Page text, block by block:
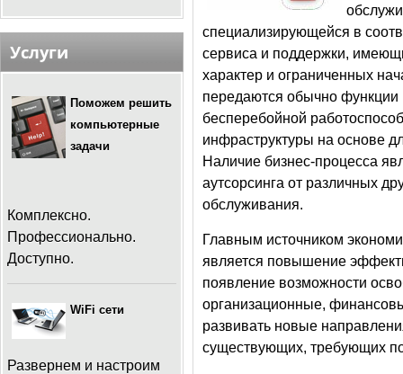
специализирующейся в
сервиса и поддержки,
характер и ограниченных
передаются обычно
бесперебойной
инфраструктуры на основе
Наличие бизнес-процесса
аутсорсинга от различных
обслуживания.
Главным источником
является повышение
появление возможности
организационные,
развивать новые
существующих, требующих
Услуги
Поможем решить
компьютерные
задачи
Комплексно.
Профессионально.
Доступно.
WiFi сети
Развернем и настроим